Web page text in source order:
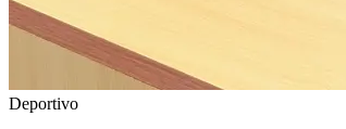
Deportivo